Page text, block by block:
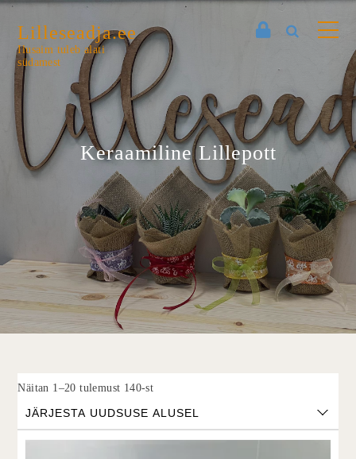
Lilleseadja.ee
Ilusaim tuleb alati
südamest
Keraamiline Lillepott
Näitan 1–20 tulemust 140-stSorted by latest